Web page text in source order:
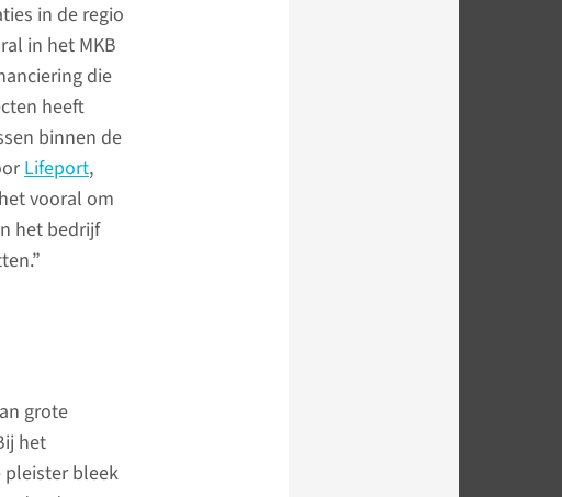
in de regio
in het MKB
die
heeft
binnen de
Lifeport,
vooral om
het bedrijf
grote
het
pleister bleek